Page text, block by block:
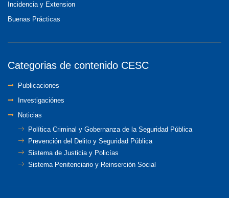
Incidencia y Extension
Buenas Prácticas
Categorias de contenido CESC
Publicaciones
Investigaciónes
Noticias
Política Criminal y Gobernanza de la Seguridad Pública
Prevención del Delito y Seguridad Pública
Sistema de Justicia y Policías
Sistema Penitenciario y Reinserción Social